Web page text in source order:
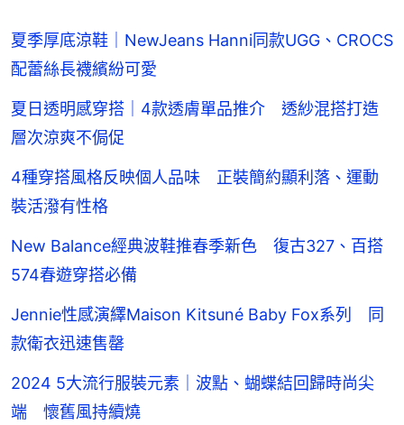
夏季厚底涼鞋｜NewJeans Hanni同款UGG、CROCS
配蕾絲長襪繽紛可愛
夏日透明感穿搭｜4款透膚單品推介 透紗混搭打造
層次涼爽不侷促
4種穿搭風格反映個人品味 正裝簡約顯利落、運動
裝活潑有性格
New Balance經典波鞋推春季新色 復古327、百搭
574春遊穿搭必備
Jennie性感演繹Maison Kitsuné Baby Fox系列 同
款衛衣迅速售罄
2024 5大流行服裝元素｜波點、蝴蝶結回歸時尚尖
端 懷舊風持續燒